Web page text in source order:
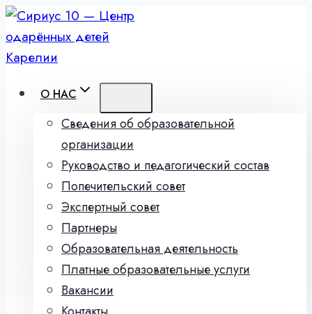
Перейти
к
содержимому
О НАС
Сведения об образовательной
организации
Руководство и педагогический состав
Попечительский совет
Экспертный совет
Партнеры
Образовательная деятельность
Платные образовательные услуги
Вакансии